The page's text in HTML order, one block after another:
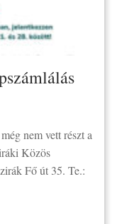
nem vett részt a
Közös
Fő út 35. Te.: